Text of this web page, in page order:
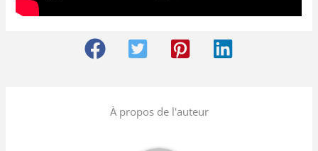
À propos de l'auteur